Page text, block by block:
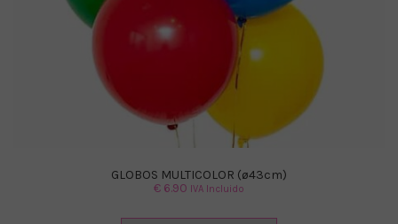
GLOBOS MULTICOLOR (ø43cm)
€ 6.90 IVA Incluido